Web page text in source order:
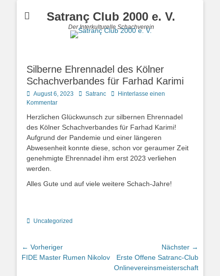
Satranç Club 2000 e. V.
Der Interkulturelle Schachverein
Silberne Ehrennadel des Kölner
Schachverbandes für Farhad Karimi
Posted
on
August 6, 2023 AutorSatranc
Hinterlasse einen
Kommentar
Herzlichen Glückwunsch zur silbernen Ehrennadel
des Kölner Schachverbandes für Farhad Karimi!
Aufgrund der Pandemie und einer längeren
Abwesenheit konnte diese, schon vor geraumer Zeit
genehmigte Ehrennadel ihm erst 2023 verliehen
werden.
Alles Gute und auf viele weitere Schach-Jahre!
Kategorien
Uncategorized
Beitrags-
Navigation
← Vorheriger
Vorheriger
FIDE Master Rumen Nikolov
Nächster →
Nächster
Beitrag:
Erste Offene Satranc-Club
Onlinevereinsmeisterschaft